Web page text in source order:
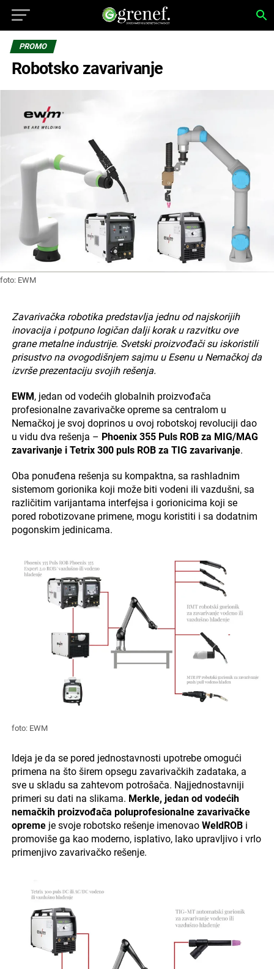
PROMO
Robotsko zavarivanje
foto: EWM
Zavarivačka robotika predstavlja jednu od najskorijih
inovacija i potpuno logičan dalji korak u razvitku ove
grane metalne industrije. Svetski proizvođači su iskoristili
prisustvo na ovogodišnjem sajmu u Esenu u Nemačkoj da
izvrše prezentaciju svojih rešenja.
EWM , jedan od vodećih globalnih proizvođača
profesionalne zavarivačke opreme sa centralom u
Nemačkoj je svoj doprinos u ovoj robotskoj revoluciji dao
u vidu dva rešenja – Phoenix 355 Puls ROB za MIG/MAG
zavarivanje i Tetrix 300 puls ROB za TIG zavarivanje.
Oba ponuđena rešenja su kompaktna, sa rashladnim
sistemom gorionika koji može biti vodeni ili vazdušni, sa
različitim varijantama interfejsa i gorionicima koji se
pored robotizovane primene, mogu koristiti i sa dodatnim
pogonskim jedinicama.
foto: EWM
Ideja je da se pored jednostavnosti upotrebe omogući
primena na što širem opsegu zavarivačkih zadataka, a
sve u skladu sa zahtevom potrošača. Najjednostavniji
primeri su dati na slikama. Merkle, jedan od vodećih
nemačkih proizvođača poluprofesionalne zavarivačke
opremeje svoje robotsko rešenje imenovao WeldROBi
promoviše ga kao moderno, isplativo, lako upravljivo i vrlo
primenjivo zavarivačko rešenje.